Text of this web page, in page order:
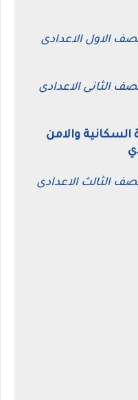
الاول الاعدادى
الثانى الاعدادى
والامن
الثالث الاعدادى